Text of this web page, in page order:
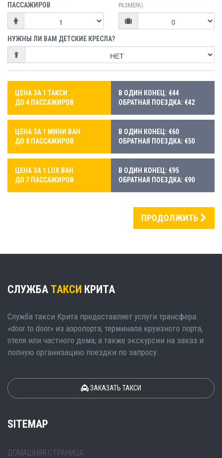
ПАССАЖИРОВ
РАЗМЕРА)
НУЖНЫ ЛИ ВАМ ДЕТСКИЕ КРЕСЛА?
ЦЕНА ЗА 1 ТАКСИ
ДО 4 ПАССАЖИРОВ
В ОДИН КОНЕЦ: €44
ОБРАТНАЯ ПОЕЗДКА: €42
ЦЕНА ЗА 1 МИНИ ВАН
ДО 8 ПАССАЖИРОВ
В ОДИН КОНЕЦ: €60
ОБРАТНАЯ ПОЕЗДКА: €50
ЦЕНА ЗА 1 LUX ВАН
ДО 7 ПАССАЖИРОВ
В ОДИН КОНЕЦ: €95
ОБРАТНАЯ ПОЕЗДКА: €90
ПРОДОЛЖИТЬ
СЛУЖБА ТАКСИ КРИТА
Служба такси Крита предоставляет услуги трансфера
«door to door» из аэропорта, терминала круизного порта,
отеля или частного дома, а также экскурсии на заказ и
полную организацию поездки по запросу.
ЗАКАЗАТЬ ТАКСИ
SITEMAP
ДОМАШНЯЯ СТРАНИЦА